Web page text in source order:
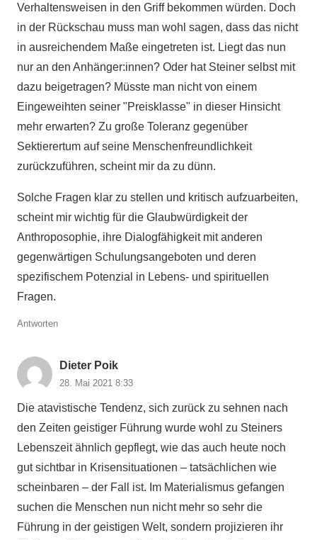
Verhaltensweisen in den Griff bekommen würden. Doch
in der Rückschau muss man wohl sagen, dass das nicht
in ausreichendem Maße eingetreten ist. Liegt das nun
nur an den Anhänger:innen? Oder hat Steiner selbst mit
dazu beigetragen? Müsste man nicht von einem
Eingeweihten seiner "Preisklasse" in dieser Hinsicht
mehr erwarten? Zu große Toleranz gegenüber
Sektierertum auf seine Menschenfreundlichkeit
zurückzuführen, scheint mir da zu dünn.
Solche Fragen klar zu stellen und kritisch aufzuarbeiten,
scheint mir wichtig für die Glaubwürdigkeit der
Anthroposophie, ihre Dialogfähigkeit mit anderen
gegenwärtigen Schulungsangeboten und deren
spezifischem Potenzial in Lebens- und spirituellen
Fragen.
Antworten
Dieter Poik
28. Mai 2021 8:33
Die atavistische Tendenz, sich zurück zu sehnen nach
den Zeiten geistiger Führung wurde wohl zu Steiners
Lebenszeit ähnlich gepflegt, wie das auch heute noch
gut sichtbar in Krisensituationen – tatsächlichen wie
scheinbaren – der Fall ist. Im Materialismus gefangen
suchen die Menschen nun nicht mehr so sehr die
Führung in der geistigen Welt, sondern projizieren ihr